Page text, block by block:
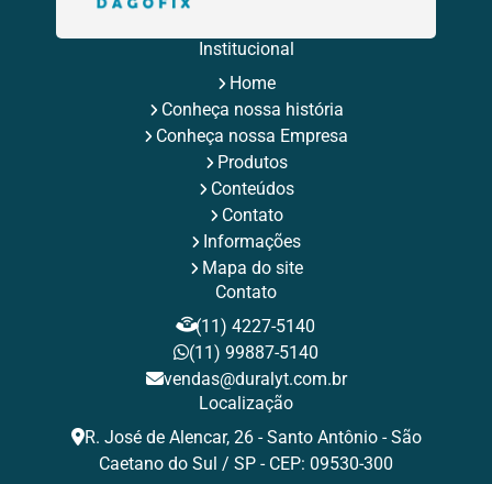
Rebite Multigrip
Rebite Orlock
Rebites Aba Larga
Rebites Estruturais
Rebites para Fixação Industrial
Rebites Pop
Rebites Pop de Aluminio
Rebites Repuxo
Rebites Tubulares
Tamanhos de Rebites Pop
Tipos de Rebites de Repuxo
Institucional
Home
Conheça nossa história
Conheça nossa Empresa
Produtos
Conteúdos
Contato
Informações
Mapa do site
Contato
(11) 4227-5140
(11) 99887-5140
vendas@duralyt.com.br
Localização
R. José de Alencar, 26 - Santo Antônio - São
Caetano do Sul / SP - CEP: 09530-300